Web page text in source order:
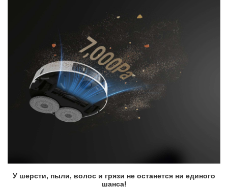
У шерсти, пыли, волос и грязи не останется ни единого
шанса!